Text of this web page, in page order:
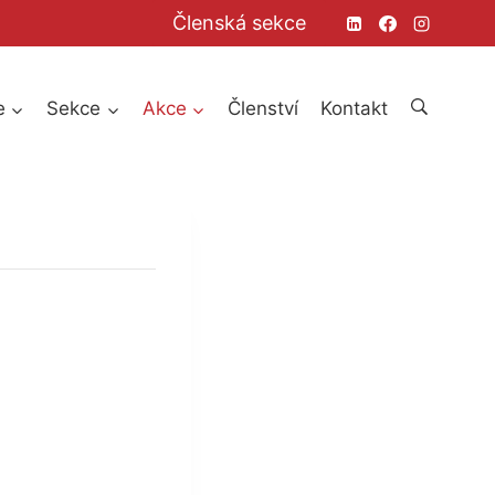
Členská sekce
Sekce Akce Členství Kontakt